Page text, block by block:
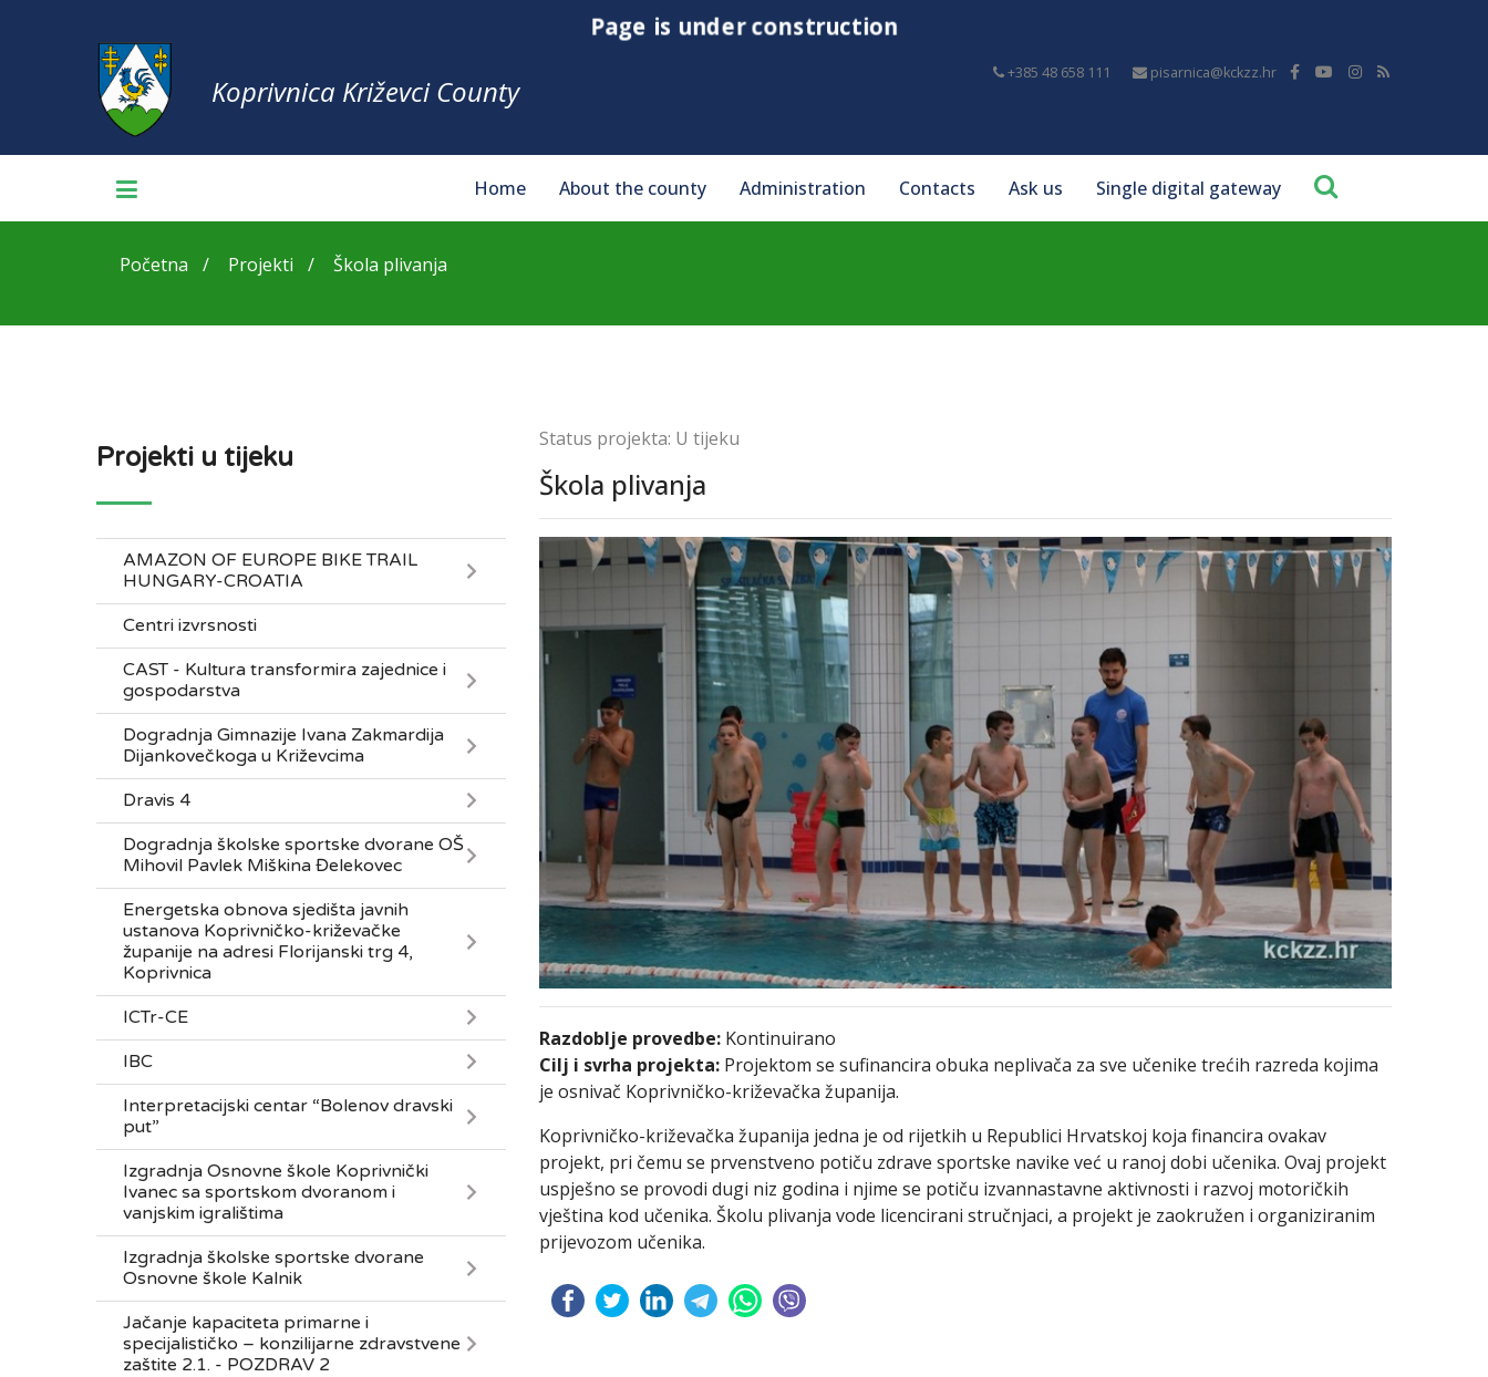
Page is under construction
+385 48 658 111 pisarnica@kckzz.hr
Koprivnica Križevci County
Home About the county Administration Contacts Ask us Single digital gateway
Početna Projekti Škola plivanja
Projekti u tijeku
AMAZON OF EUROPE BIKE TRAIL
HUNGARY-CROATIA
Centri izvrsnosti
CAST - Kultura transformira zajednice i
gospodarstva
Dogradnja Gimnazije Ivana Zakmardija
Dijankovečkoga u Križevcima
Dravis 4
Dogradnja školske sportske dvorane OŠ
Mihovil Pavlek Miškina Đelekovec
Energetska obnova sjedišta javnih
ustanova Koprivničko-križevačke
županije na adresi Florijanski trg 4,
Koprivnica
ICTr-CE
IBC
Interpretacijski centar “Bolenov dravski
put”
Izgradnja Osnovne škole Koprivnički
Ivanec sa sportskom dvoranom i
vanjskim igralištima
Izgradnja školske sportske dvorane
Osnovne škole Kalnik
Jačanje kapaciteta primarne i
specijalističko – konzilijarne zdravstvene
zaštite 2.1. - POZDRAV 2
Status projekta: U tijeku
Škola plivanja
Razdoblje provedbe: Kontinuirano
Cilj i svrha projekta: Projektom se sufinancira obuka neplivača za sve učenike trećih razreda kojima
je osnivač Koprivničko-križevačka županija.
Koprivničko-križevačka županija jedna je od rijetkih u Republici Hrvatskoj koja financira ovakav
projekt, pri čemu se prvenstveno potiču zdrave sportske navike već u ranoj dobi učenika. Ovaj projekt
uspješno se provodi dugi niz godina i njime se potiču izvannastavne aktivnosti i razvoj motoričkih
vještina kod učenika. Školu plivanja vode licencirani stručnjaci, a projekt je zaokružen i organiziranim
prijevozom učenika.